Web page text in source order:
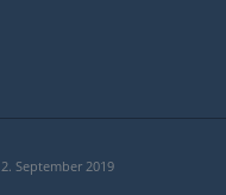
2. September 2019